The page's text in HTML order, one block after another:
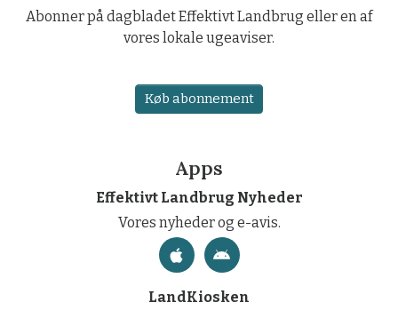
Abonner på dagbladet Effektivt Landbrug eller en af
vores lokale ugeaviser.
Køb abonnement
Apps
Effektivt Landbrug Nyheder
Vores nyheder og e-avis.
LandKiosken